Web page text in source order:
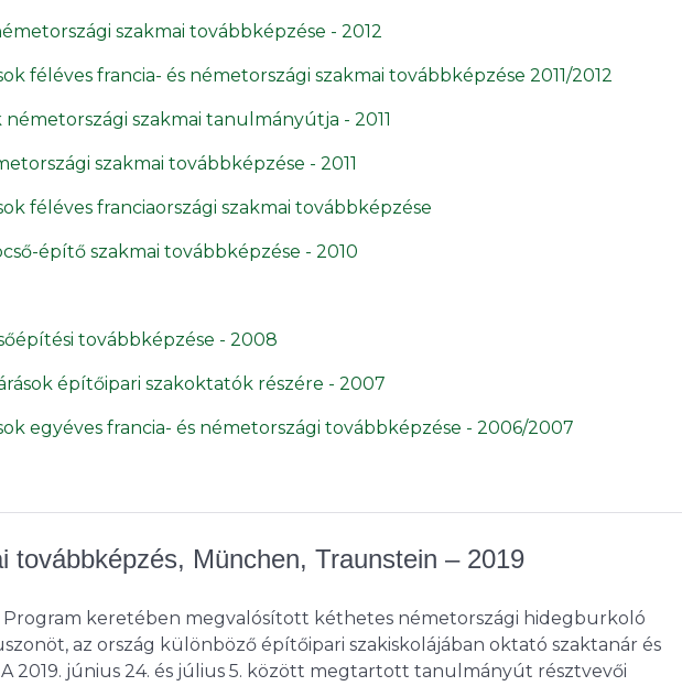
szakmai továbbképzése - 2012
féléves francia- és németországi szakmai továbbképzése 2011/2012
szakmai tanulmányútja - 2011
szakmai továbbképzése - 2011
féléves franciaországi szakmai továbbképzése
építő szakmai továbbképzése - 2010
továbbképzése - 2008
építőipari szakoktatók részére - 2007
egyéves francia- és németországi továbbképzése - 2006/2007
továbbképzés, München, Traunstein – 2019
Program keretében megvalósított kéthetes németországi hidegburkoló
az ország különböző építőipari szakiskolájában oktató szaktanár és
2019. június 24. és július 5. között megtartott tanulmányút résztvevői